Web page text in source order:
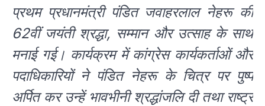
प्रथम प्रधानमंत्री पंडित जवाहरलाल नेहरू की
62वीं जयंती श्रद्धा, सम्मान और उत्साह के साथ
मनाई गई। कार्यक्रम में कांग्रेस कार्यकर्ताओं और
पदाधिकारियों ने पंडित नेहरू के चित्र पर पुष्प
अर्पित कर उन्हें भावभीनी श्रद्धांजलि दी तथा राष्ट्र